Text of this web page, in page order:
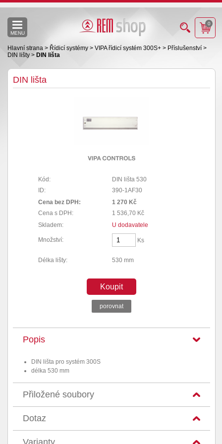
MENU
0
Hlavní strana > Řídicí systémy > VIPA řídicí systém 300S+ > Příslušenství >
DIN lišty > DIN lišta
DIN lišta
Kód:
DIN lišta 530
ID:
390-1AF30
Cena bez DPH:
1 270 Kč
Cena s DPH:
1 536,70 Kč
Skladem:
U dodavatele
Množství: Ks
Délka lišty: 530 mm
Koupit
porovnat
Popis
DIN lišta pro systém 300S
délka 530 mm
Přiložené soubory
Dotaz
Varianty